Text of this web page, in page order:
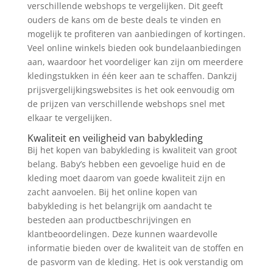
verschillende webshops te vergelijken. Dit geeft
ouders de kans om de beste deals te vinden en
mogelijk te profiteren van aanbiedingen of kortingen.
Veel online winkels bieden ook bundelaanbiedingen
aan, waardoor het voordeliger kan zijn om meerdere
kledingstukken in één keer aan te schaffen. Dankzij
prijsvergelijkingswebsites is het ook eenvoudig om
de prijzen van verschillende webshops snel met
elkaar te vergelijken.
Kwaliteit en veiligheid van babykleding
Bij het kopen van babykleding is kwaliteit van groot
belang. Baby’s hebben een gevoelige huid en de
kleding moet daarom van goede kwaliteit zijn en
zacht aanvoelen. Bij het online kopen van
babykleding is het belangrijk om aandacht te
besteden aan productbeschrijvingen en
klantbeoordelingen. Deze kunnen waardevolle
informatie bieden over de kwaliteit van de stoffen en
de pasvorm van de kleding. Het is ook verstandig om